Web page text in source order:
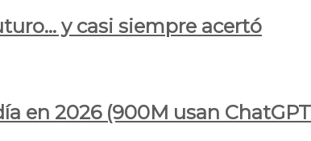
y casi siempre acertó
en 2026 (900M usan